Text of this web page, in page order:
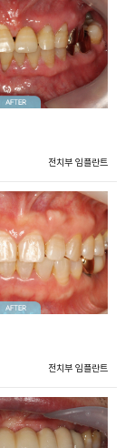
전치부 임플란트
전치부 임플란트